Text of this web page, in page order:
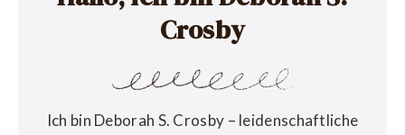
Crosby
Ich bin Deborah S. Crosby – leidenschaftliche